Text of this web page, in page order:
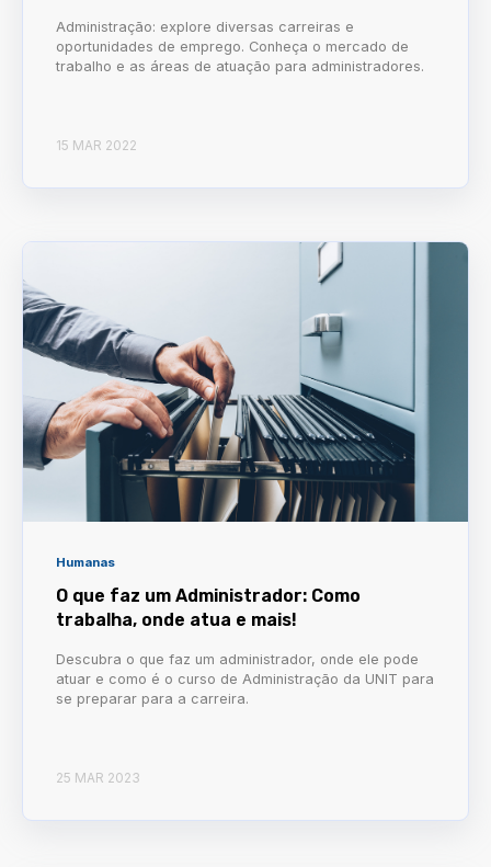
Administração: explore diversas carreiras e
oportunidades de emprego. Conheça o mercado de
trabalho e as áreas de atuação para administradores.
15 MAR 2022
Humanas
O que faz um Administrador: Como
trabalha, onde atua e mais!
Descubra o que faz um administrador, onde ele pode
atuar e como é o curso de Administração da UNIT para
se preparar para a carreira.
25 MAR 2023